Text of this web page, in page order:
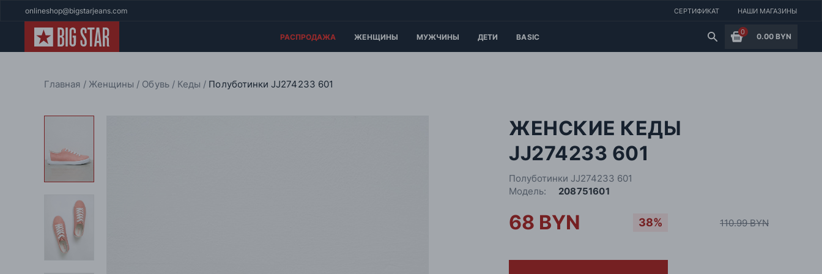
onlineshop@bigstarjeans.com СЕРТИФИКАТ НАШИ МАГАЗИНЫ
РАСПРОДАЖА ЖЕНЩИНЫ МУЖЧИНЫ ДЕТИ BASIC
0
0.00 BYN
Главная Женщины Обувь Кеды Полуботинки JJ274233 601
ЖЕНСКИЕ КЕДЫ
JJ274233 601
Полуботинки JJ274233 601
Модель:
208751601
68 BYN 38% 110.99 BYN